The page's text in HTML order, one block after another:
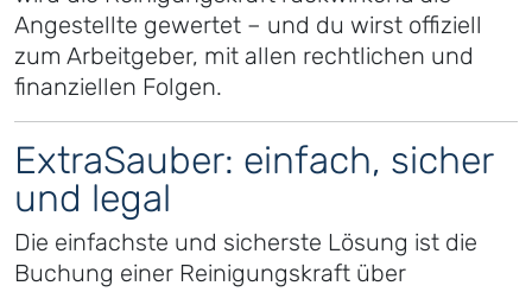
Angestellte gewertet – und du wirst offiziell
zum Arbeitgeber, mit allen rechtlichen und
finanziellen Folgen.
ExtraSauber: einfach, sicher
und legal
Die einfachste und sicherste Lösung ist die
Buchung einer Reinigungskraft über